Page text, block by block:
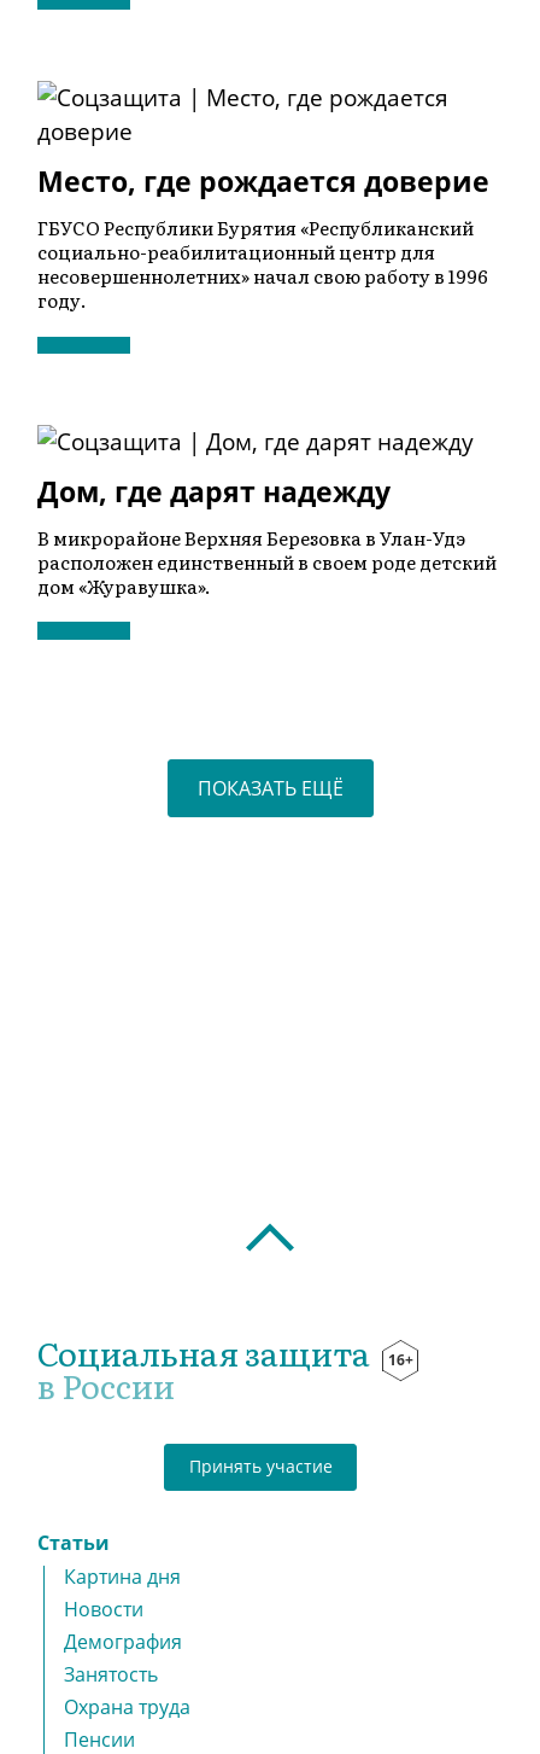
Место, где рождается доверие
ГБУСО Республики Бурятия «Республиканский
социально-реабилитационный центр для
несовершеннолетних» начал свою работу в 1996
году.
Дом, где дарят надежду
В микрорайоне Верхняя Березовка в Улан-Удэ
расположен единственный в своем роде детский
дом «Журавушка».
ПОКАЗАТЬ ЕЩЁ
Социальная защита
в России
16+
Принять участие
Статьи
Картина дня
Новости
Демография
Занятость
Охрана труда
Пенсии